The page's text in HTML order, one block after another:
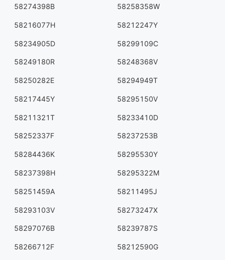
58274398B 58258358W
58216077H 58212247Y
58234905D 58299109C
58249180R 58248368V
58250282E 58294949T
58217445Y 58295150V
58211321T 58233410D
58252337F 58237253B
58284436K 58295530Y
58237398H 58295322M
58251459A 58211495J
58293103V 58273247X
58297076B 58239787S
58266712F 58212590G